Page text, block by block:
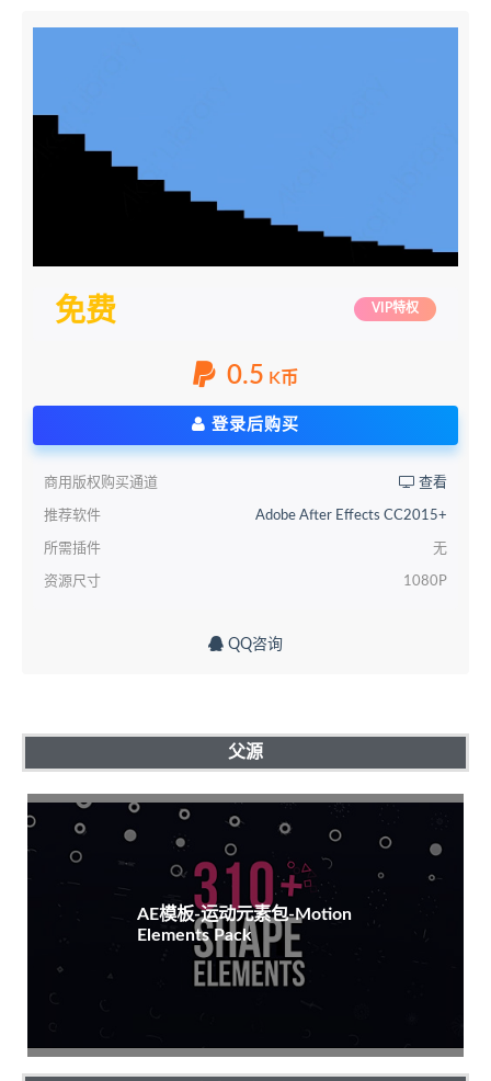
免费 VIP特权
0.5 K币
登录后购买
商用版权购买通道 查看
推荐软件 Adobe After Effects CC2015+
所需插件 无
资源尺寸 1080P
QQ咨询
父源
AE模板-运动元素包-Motion
Elements Pack